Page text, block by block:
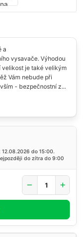
a
vysavače. Výhodou
je také velikým
Vám nebude při
- bezpečnostní z...
do 15:00.
do zítra do 9:00